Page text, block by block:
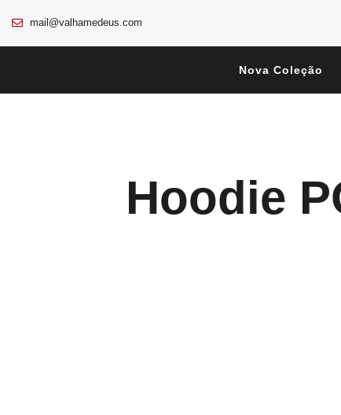
mail@valhamedeus.com
Nova Coleção
Hoodie